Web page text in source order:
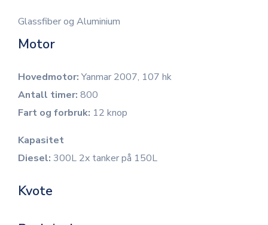
Glassfiber og Aluminium
Motor
Hovedmotor:Yanmar 2007, 107 hk
Antall timer: 800
Fart og forbruk: 12 knop
Kapasitet
Diesel: 300L 2x tanker på 150L
Kvote